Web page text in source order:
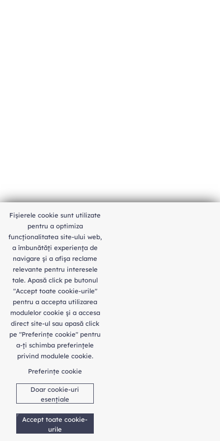
An unexpected error has occurred
Fișierele cookie sunt utilizate
pentru a optimiza
funcţionalitatea site-ului web,
a îmbunătăţi experienţa de
navigare şi a afişa reclame
relevante pentru interesele
tale. Apasă click pe butonul
"Accept toate cookie-urile"
pentru a accepta utilizarea
modulelor cookie şi a accesa
direct site-ul sau apasă click
pe "Preferințe cookie" pentru
a-ţi schimba preferinţele
privind modulele cookie.
Preferințe cookie
Doar cookie-uri
esențiale
Accept toate cookie-
urile